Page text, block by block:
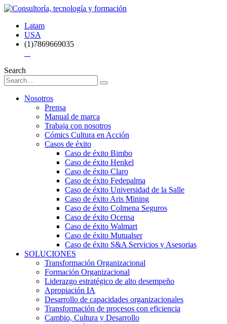
Latam
USA
(1)7869669035
Search
Nosotros
Prensa
Manual de marca
Trabaja con nosotros
Cómics Cultura en Acción
Casos de éxito
Caso de éxito Bimbo
Caso de éxito Henkel
Caso de éxito Claro
Caso de éxito Fedepalma
Caso de éxito Universidad de la Salle
Caso de éxito Aris Mining
Caso de éxito Colmena Seguros
Caso de éxito Ocensa
Caso de éxito Walmart
Caso de éxito Mutualser
Caso de éxito S&A Servicios y Asesorias
SOLUCIONES
Transformación Organizacional
Formación Organizacional
Liderazgo estratégico de alto desempeño
Apropiación IA
Desarrollo de capacidades organizacionales
Transformación de procesos con eficiencia
Cambio, Cultura y Desarrollo